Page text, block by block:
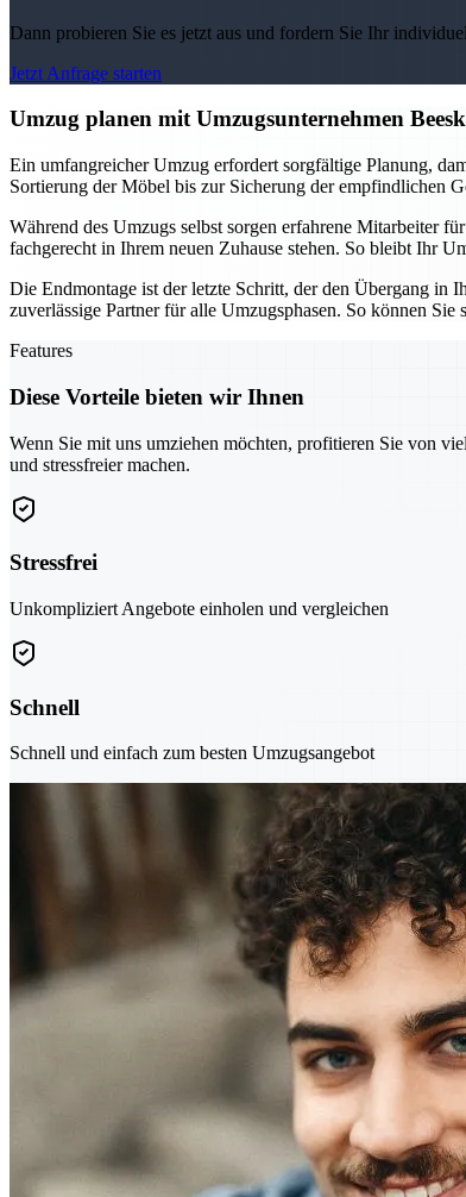
Dann probieren Sie es jetzt aus und fordern Sie Ihr
Jetzt Anfrage starten
Umzug planen mit Umzugsunternehmen
Ein umfangreicher Umzug erfordert sorgfältige Planung,
Sortierung der Möbel bis zur Sicherung der empfindlichen
Während des Umzugs selbst sorgen erfahrene Mitarbeiter
fachgerecht in Ihrem neuen Zuhause stehen. So bleibt Ihr
Die Endmontage ist der letzte Schritt, der den Übergang in
zuverlässige Partner für alle Umzugsphasen. So können
Features
Diese Vorteile bieten wir Ihnen
Wenn Sie mit uns umziehen möchten, profitieren Sie von
und stressfreier machen.
Stressfrei
Unkompliziert Angebote einholen und vergleichen
Schnell
Schnell und einfach zum besten Umzugsangebot